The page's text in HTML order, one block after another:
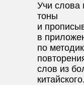
Учи слова
тоны
и
в
по
слов из
китайского.